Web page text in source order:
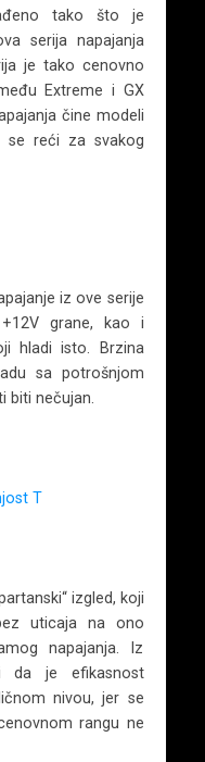
tako što je
serija napajanja
je tako cenovno
Extreme i GX
čine modeli
se reći za svakog
iz ove serije
+12V grane, kao i
hladi isto. Brzina
sa potrošnjom
biti nečujan.
izgled, koji
uticaja na ono
napajanja. Iz
da je efikasnost
nivou, jer se
rangu ne